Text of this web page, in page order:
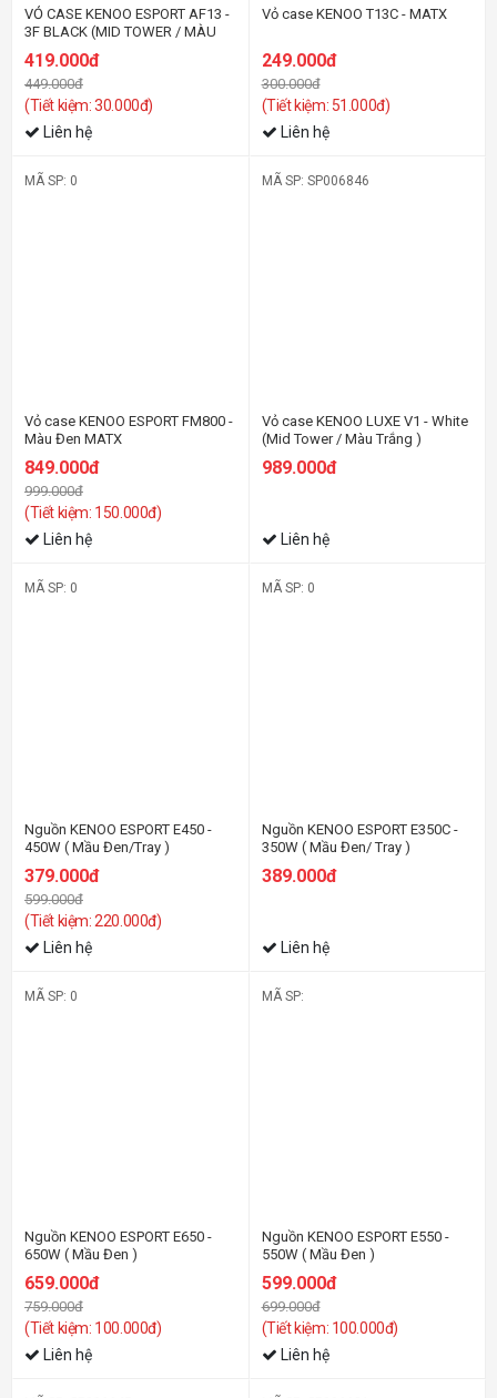
VỎ CASE KENOO ESPORT AF13 -
3F BLACK (MID TOWER / MÀU
419.000đ
449.000đ
(Tiết kiệm: 30.000đ)
Liên hệ
Vỏ case KENOO T13C - MATX
249.000đ
300.000đ
(Tiết kiệm: 51.000đ)
Liên hệ
MÃ SP: 0
Vỏ case KENOO ESPORT FM800 -
Màu Đen MATX
849.000đ
999.000đ
(Tiết kiệm: 150.000đ)
Liên hệ
MÃ SP: SP006846
Vỏ case KENOO LUXE V1 - White
(Mid Tower / Màu Trắng )
989.000đ
Liên hệ
MÃ SP: 0
Nguồn KENOO ESPORT E450 -
450W ( Mầu Đen/Tray )
379.000đ
599.000đ
(Tiết kiệm: 220.000đ)
Liên hệ
MÃ SP: 0
Nguồn KENOO ESPORT E350C -
350W ( Mầu Đen/ Tray )
389.000đ
Liên hệ
MÃ SP: 0
Nguồn KENOO ESPORT E650 -
650W ( Mầu Đen )
659.000đ
759.000đ
(Tiết kiệm: 100.000đ)
Liên hệ
MÃ SP:
Nguồn KENOO ESPORT E550 -
550W ( Mầu Đen )
599.000đ
699.000đ
(Tiết kiệm: 100.000đ)
Liên hệ